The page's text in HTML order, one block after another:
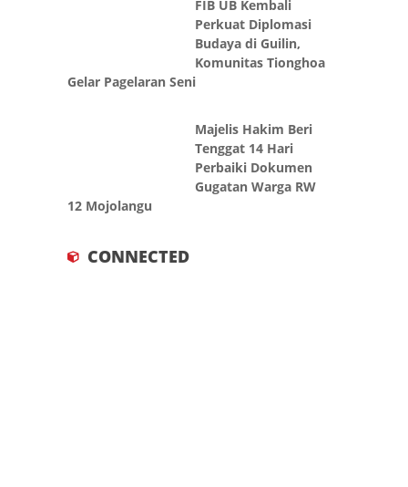
FIB UB Kembali
Perkuat Diplomasi
Budaya di Guilin,
Komunitas Tionghoa
Gelar Pagelaran Seni
Majelis Hakim Beri
Tenggat 14 Hari
Perbaiki Dokumen
Gugatan Warga RW
12 Mojolangu
CONNECTED